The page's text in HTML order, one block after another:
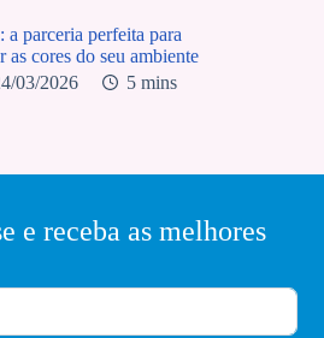
a parceria perfeita para
as cores do seu ambiente
03/2026
5 mins
e receba as melhores